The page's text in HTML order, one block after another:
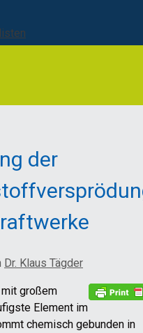
der
Dr. Klaus Tägder
großem
Element im
chemisch gebunden in